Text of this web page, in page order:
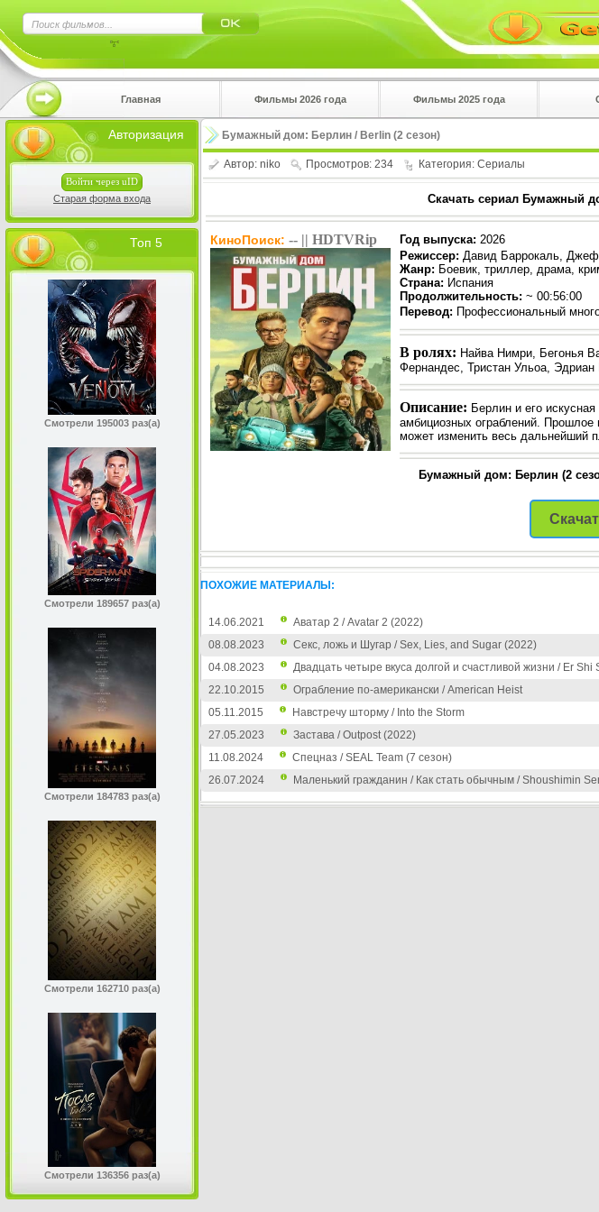
Главная Фильмы 2026 года Фильмы 2025 года
Авторизация
Войти через uID
Старая форма входа
Топ 5
Смотрели 195003 раз(а)
Смотрели 189657 раз(а)
Смотрели 184783 раз(а)
Смотрели 162710 раз(а)
Смотрели 136356 раз(а)
Бумажный дом: Берлин / Berlin (2 сезон)
Автор: niko Просмотров: 234 Категория: Сериалы
Скачать сериал Бумажный
КиноПоиск: -- || HDTVRip Год выпуска: 2026
Режиссер: Давид Баррокаль,
Жанр: Боевик, триллер, драма,
Страна: Испания
Продолжительность: ~ 00:56:00
Перевод: Профессиональный
В ролях: Найва Нимри, Бегонья
Фернандес, Тристан Ульоа,
Описание: Берлин и его
амбициозных ограблений. Прошлое
может изменить весь дальнейший
Бумажный дом: Берлин (2
Нажмите на в плеере
!!!Если Вы с телефона сперва
верхнем углу!!!
ПОХОЖИЕ МАТЕРИАЛЫ:
14.06.2021 Аватар 2 / Avatar 2 (2022)
08.08.2023
Секс, ложь и Шугар / Sex, Lies, and Sugar (2022)
04.08.2023
Двадцать четыре вкуса долгой и счастливой жизни / Er
22.10.2015
Ограбление по-американски / American Heist
05.11.2015
Навстречу шторму / Into the Storm
27.05.2023
Застава / Outpost (2022)
11.08.2024
Спецназ / SEAL Team (7 сезон)
26.07.2024
Маленький гражданин / Как стать обычным / Shoushimin